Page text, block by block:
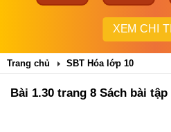
XEM CHI
Trang chủ SBT Hóa lớp 10
Bài 1.30 trang 8 Sách bài